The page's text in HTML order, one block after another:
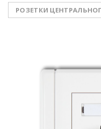
РОЗЕТКИ